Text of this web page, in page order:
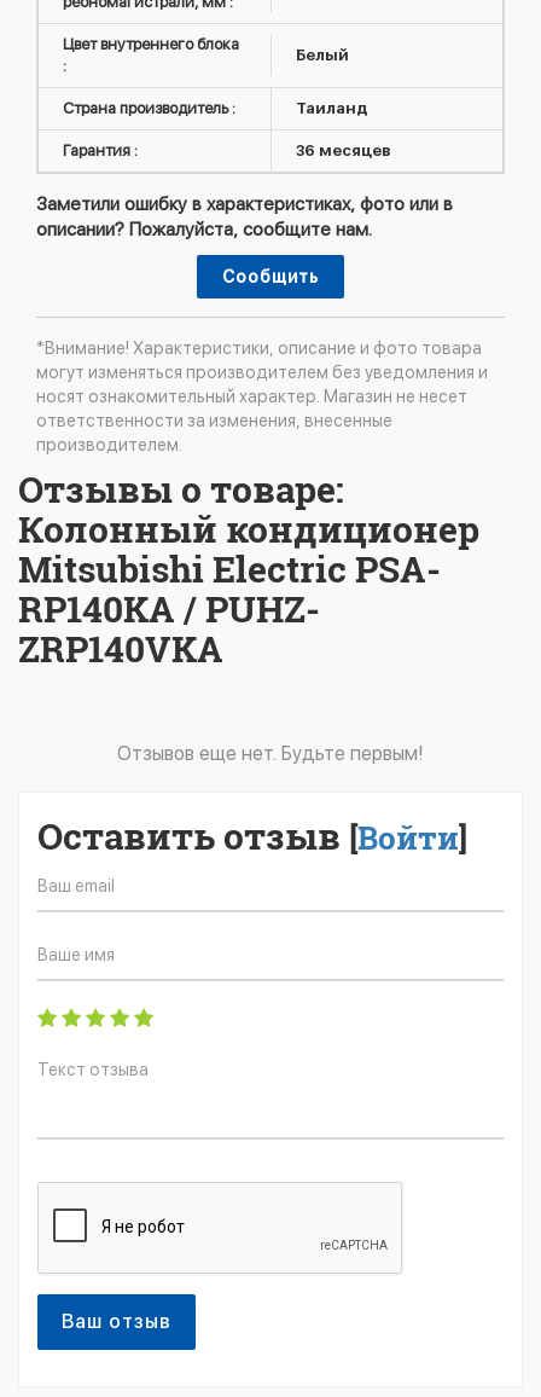
Цвет внутреннего блока
:
Белый
Страна производитель : Таиланд
Гарантия : 36 месяцев
Заметили ошибку в характеристиках, фото или в
описании? Пожалуйста, сообщите нам.
Сообщить
*Внимание! Характеристики, описание и фото товара
могут изменяться производителем без уведомления и
носят ознакомительный характер. Магазин не несет
ответственности за изменения, внесенные
производителем.
Отзывы о товаре:
Колонный кондиционер
Mitsubishi Electric PSA-
RP140KA / PUHZ-
ZRP140VKA
Отзывов еще нет. Будьте первым!
Оставить отзыв [Войти]
Ваш отзыв